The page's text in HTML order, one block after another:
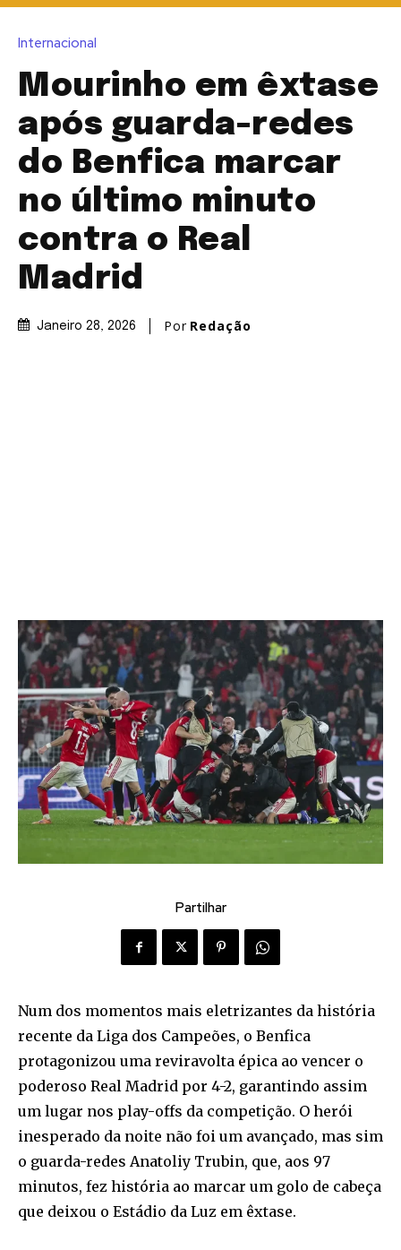
Internacional
Mourinho em êxtase
após guarda-redes
do Benfica marcar
no último minuto
contra o Real
Madrid
Janeiro 28, 2026 Por Redação
Partilhar
Num dos momentos mais eletrizantes da história
recente da Liga dos Campeões, o Benfica
protagonizou uma reviravolta épica ao vencer o
poderoso Real Madrid por 4-2, garantindo assim
um lugar nos play-offs da competição. O herói
inesperado da noite não foi um avançado, mas sim
o guarda-redes Anatoliy Trubin, que, aos 97
minutos, fez história ao marcar um golo de cabeça
que deixou o Estádio da Luz em êxtase.